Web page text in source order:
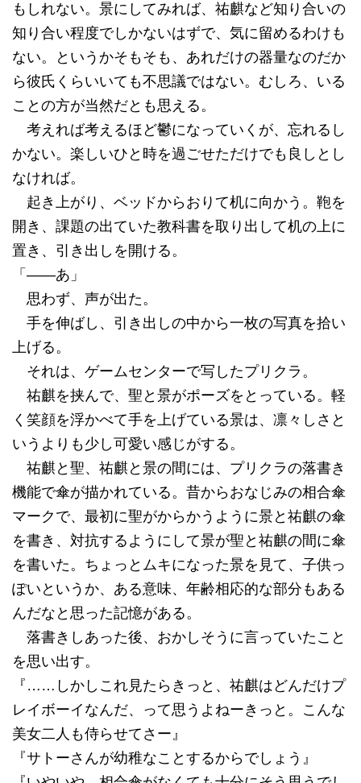
もしれない。景にしてみれば、祐麒など知り合いの
知り合い程度でしかないはずで、気に留めるわけも
ない。というかそもそも、あれだけの器量なのだか
ら彼氏くらいいても不思議ではない。むしろ、いる
ことの方が当然だとも思える。
考えれば考えるほど鬱になっていくが、忘れるし
かない。楽しいひと時を過ごせただけでも良しとし
なければ。
起き上がり、ベッドからおりて机に向かう。鞄を
開き、課題の出ていた教科書を取り出して机の上に
置き、引き出しを開ける。
「――あ」
思わず、声が出た。
手を伸ばし、引き出しの中から一枚の写真を拾い
上げる。
それは、ゲームセンターで写したプリクラ。
祐麒を挟んで、聖と景がポーズをとっている。軽
く笑顔を浮かべて手を上げている景は、凛々しさと
いうよりも少し可愛い感じがする。
祐麒と聖、祐麒と景の間には、プリクラの落書き
機能で傘が描かれている。昔からおなじみの相合傘
マークで、最初に聖がからかうように景と祐麒の傘
を書き、対抗するようにして景が聖と祐麒の間に傘
を書いた。ちょっとムキになった景を見て、子供っ
ぽいというか、ある意味、年齢相応的な部分もある
んだなと思った記憶がある。
落書きしあった後、おかしそうに言っていたこと
を思い出す。
『……しかしこれ見たらきっと、祐麒はどんだけプ
レイボーイなんだ、って思うよねーきっと。こんな
美女二人も侍らせてさー』
『サトーさんが幼稚なことするからでしょう』